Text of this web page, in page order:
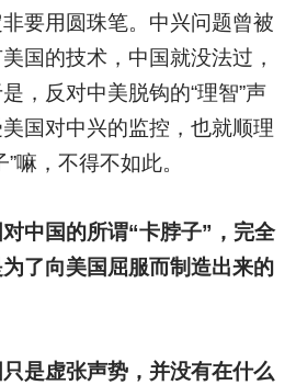
要用圆珠笔。中兴问题曾被
国的技术，中国就没法过，
，反对中美脱钩的“理智”声
国对中兴的监控，也就顺理
嘛，不得不如此。
中国的所谓“卡脖子”，完全
了向美国屈服而制造出来的
是虚张声势，并没有在什么